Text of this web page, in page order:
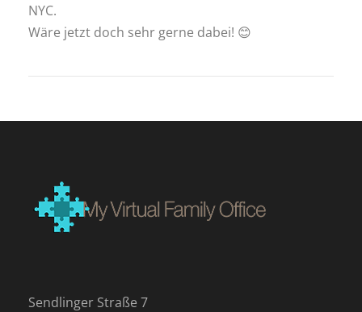
NYC.
Wäre jetzt doch sehr gerne dabei! 😊
Sendlinger Straße 7